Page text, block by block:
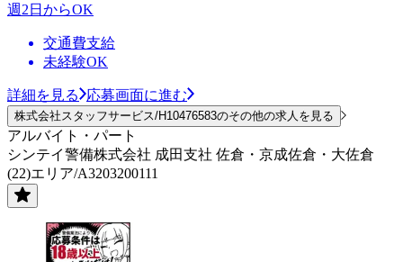
週2日からOK
交通費支給
未経験OK
詳細を見る 応募画面に進む
株式会社スタッフサービス/H10476583のその他の求人を見る
アルバイト・パート
シンテイ警備株式会社 成田支社 佐倉・京成佐倉・大佐倉
(22)エリア/A3203200111